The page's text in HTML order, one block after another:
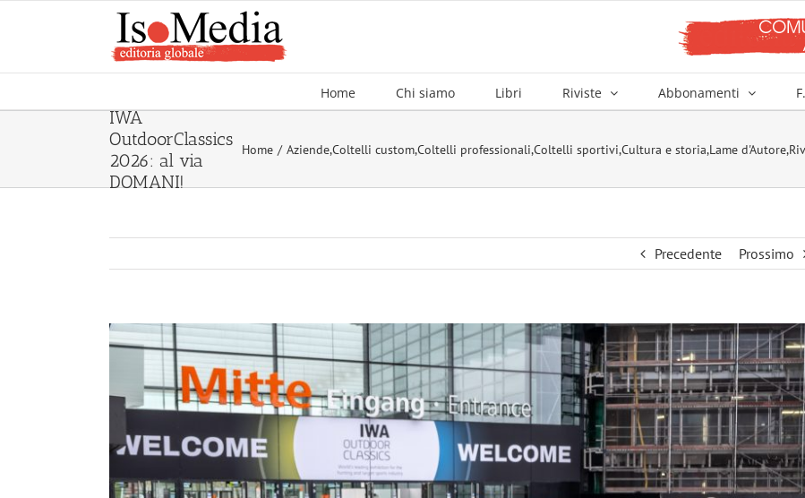
Home Chi siamo Libri Riviste Abbonamenti
IWA
OutdoorClassics
2026: al via
DOMANI!
Home Aziende,Coltelli custom,Coltelli professionali,Coltelli sportivi,Cultura e storia,Lame d'Autore,
Precedente Prossimo
Ingrandisci
immagine